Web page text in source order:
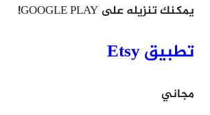
يمكنك تنزيله على GOOGLE PLAY!
تطبيق Etsy
مجاني